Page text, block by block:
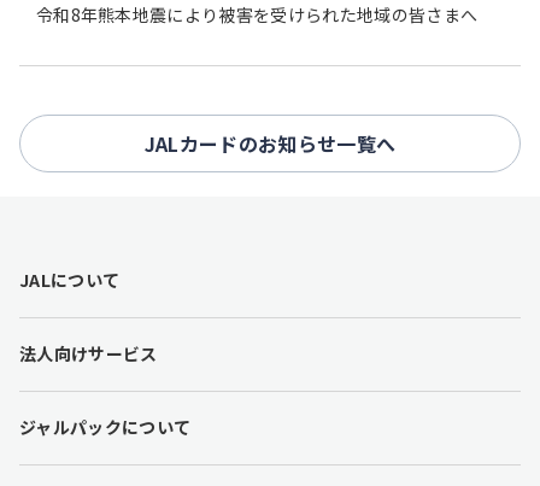
令和8年熊本地震により被害を受けられた地域の皆さまへ
JALカードのお知らせ一覧へ
o
e
i
n
JALについて
法人向けサービス
ジャルパックについて